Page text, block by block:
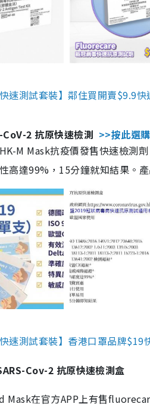
速測試套裝】鄰住買開賣$9.9
CoV-2 抗原快速檢測 >>按此選
M Mask抗疫價發售快速檢測
高達99%，15分鐘就知結果。
速測試套裝】香港口罩品牌
Cov-2 抗原快速檢測盒
Mask在官方APP上有售